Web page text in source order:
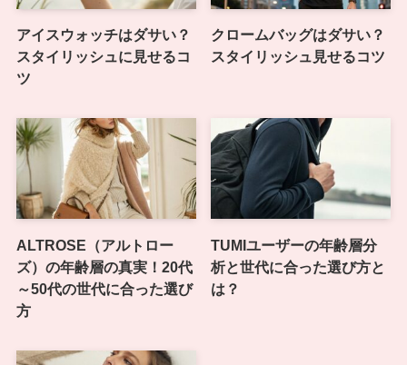
アイスウォッチはダサい？
スタイリッシュに見せるコ
ツ
クロームバッグはダサい？
スタイリッシュ見せるコツ
ALTROSE（アルトロー
ズ）の年齢層の真実！20代
～50代の世代に合った選び
方
TUMIユーザーの年齢層分
析と世代に合った選び方と
は？